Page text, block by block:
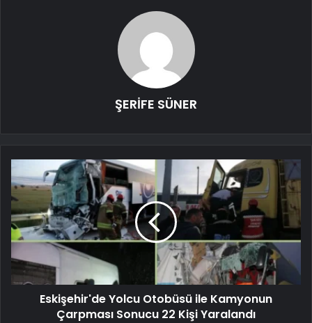
ŞERİFE SÜNER
Eskişehir'de Yolcu Otobüsü ile Kamyonun
Çarpması Sonucu 22 Kişi Yaralandı